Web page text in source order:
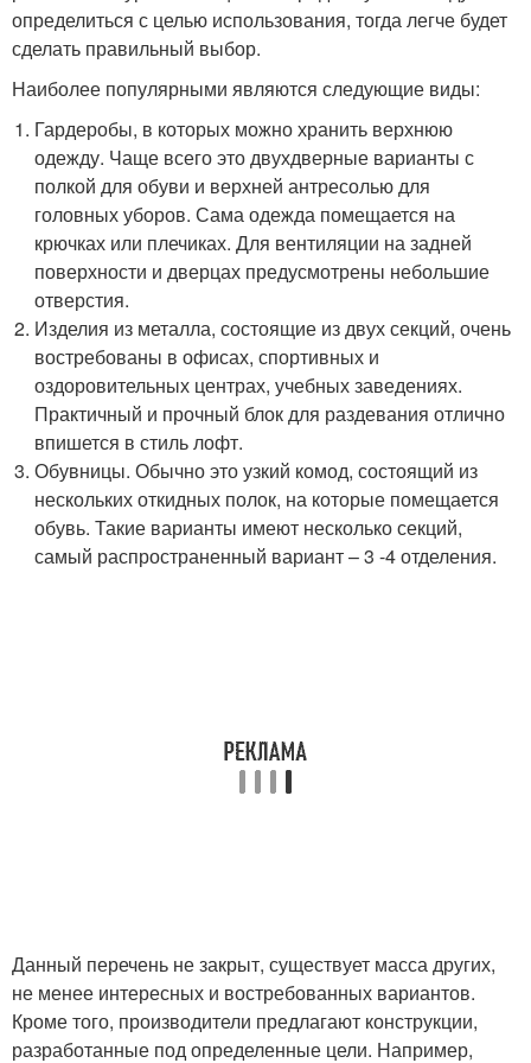
определиться с целью использования, тогда легче будет
сделать правильный выбор.
Наиболее популярными являются следующие виды:
Гардеробы, в которых можно хранить верхнюю
одежду. Чаще всего это двухдверные варианты с
полкой для обуви и верхней антресолью для
головных уборов. Сама одежда помещается на
крючках или плечиках. Для вентиляции на задней
поверхности и дверцах предусмотрены небольшие
отверстия.
Изделия из металла, состоящие из двух секций, очень
востребованы в офисах, спортивных и
оздоровительных центрах, учебных заведениях.
Практичный и прочный блок для раздевания отлично
впишется в стиль лофт.
Обувницы. Обычно это узкий комод, состоящий из
нескольких откидных полок, на которые помещается
обувь. Такие варианты имеют несколько секций,
самый распространенный вариант – 3 -4 отделения.
Данный перечень не закрыт, существует масса других,
не менее интересных и востребованных вариантов.
Кроме того, производители предлагают конструкции,
разработанные под определенные цели. Например,